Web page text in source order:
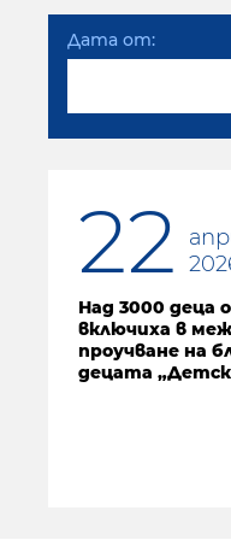
Дата от:
22
Над 3000 деца
включиха в
проучване на
децата